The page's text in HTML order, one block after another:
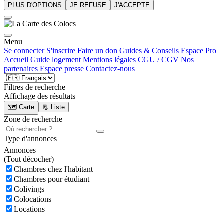
PLUS D'OPTIONS JE REFUSE J'ACCEPTE
Menu
Se connecter S'inscrire Faire un don Guides & Conseils Espace Pro
Accueil Guide logement Mentions légales CGU / CGV Nos
partenaires Espace presse Contactez-nous
Filtres de recherche
Affichage des résultats
🗺️ Carte 📃 Liste
Zone de recherche
Type d'annonces
Annonces
(Tout décocher)
Chambres chez l'habitant
Chambres pour étudiant
Colivings
Colocations
Locations